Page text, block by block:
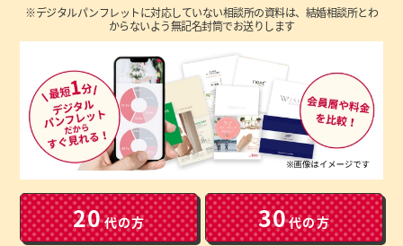
※デジタルパンフレットに対応していない相談所の資料は、結婚相談所とわ
からないよう無記名封筒でお送りします
20代の方 30代の方